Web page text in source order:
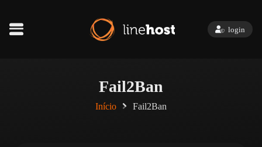
login
Fail2Ban
Início Fail2Ban